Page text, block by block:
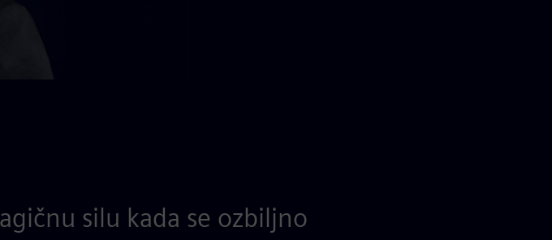
silu kada se ozbiljno